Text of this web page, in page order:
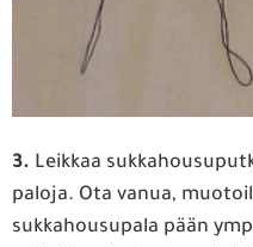
3. Leikkaa
paloja. Ota vanua,
sukkahousupala pään